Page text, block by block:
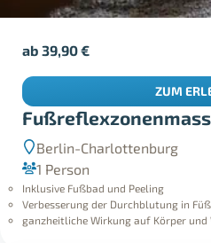
Berlin-Charlottenburg
1 Person
Inklusive Fußbad und Peeling
Verbesserung der Durchblutung in
ganzheitliche Wirkung auf Körper und
ab39,90€
ZUM